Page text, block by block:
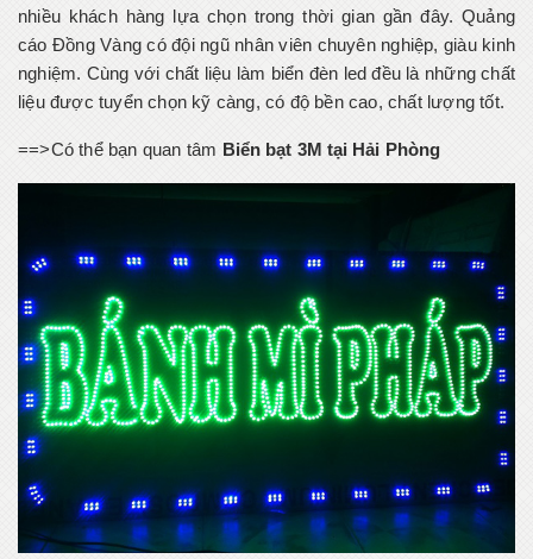
nhiều khách hàng lựa chọn trong thời gian gần đây. Quảng
cáo Đồng Vàng có đội ngũ nhân viên chuyên nghiệp, giàu kinh
nghiệm. Cùng với chất liệu làm biển đèn led đều là những chất
liệu được tuyển chọn kỹ càng, có độ bền cao, chất lượng tốt.
==>Có thể bạn quan tâm Biển bạt 3M tại Hải Phòng